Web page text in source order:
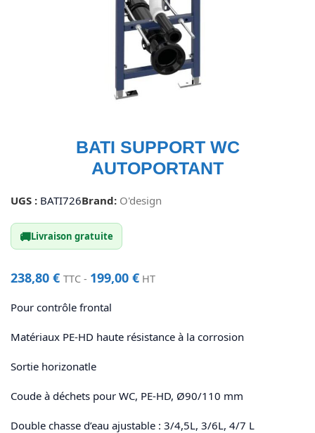
BATI SUPPORT WC
AUTOPORTANT
UGS : BATI726Brand: O'design
🚚Livraison gratuite
238,80 € TTC - 199,00 € HT
Pour contrôle frontal
Matériaux PE-HD haute résistance à la corrosion
Sortie horizonatle
Coude à déchets pour WC, PE-HD, Ø90/110 mm
Double chasse d’eau ajustable : 3/4,5L, 3/6L, 4/7 L